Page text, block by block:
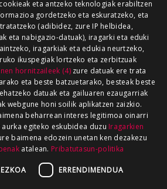
eta antzeko teknologiak erabiltzen
gordetzeko eta eskuratzeko, eta
(adibidez, zure IP helbidea,
eta nabigazio-datuak), iragarki eta eduki
iragarkiak eta edukia neurtzeko,
ikuspegiak lortzeko eta zerbitzuak
hornitzaileek (4)zure datuak ere trata
eta beste batzuetarako, besteak beste
datuak eta gailuaren ezaugarriak
webgune honi soilik aplikatzen zaizkio.
beharrean interes legitimoa oinarri
egiteko eskubidea duzu Iragarkien
baimena edozein unetan ken dezakezu
atalean. Pribatutasun-politika
ERRENDIMENDUA